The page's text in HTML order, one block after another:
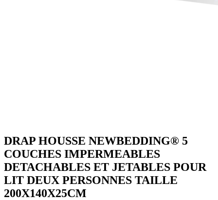
DRAP HOUSSE NEWBEDDING® 5
COUCHES IMPERMEABLES
DETACHABLES ET JETABLES POUR
LIT DEUX PERSONNES TAILLE
200X140X25CM